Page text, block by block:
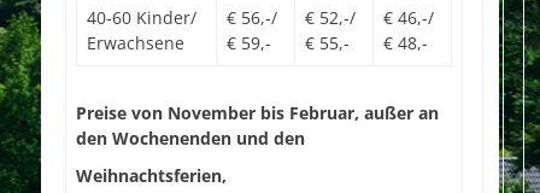
40-60 Kinder/
Erwachsene
€ 56,-/
€ 59,-
€ 52,-/
€ 55,-
€ 46,-/
€ 48,-
Preise von November bis Februar, außer an
den Wochenenden und den
Weihnachtsferien,